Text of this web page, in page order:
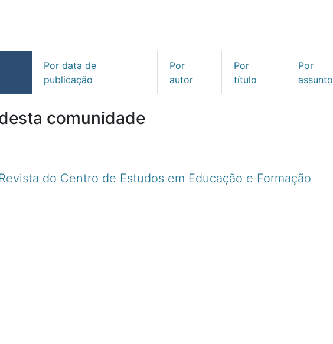
Por data de
publicação
Por
autor
Por
título
Por
assunto
comunidade
do Centro de Estudos em Educação e Formação